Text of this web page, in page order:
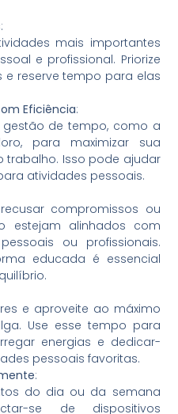
:
mais importantes
e profissional. Priorize
e reserve tempo para elas
Eficiência:
gestão de tempo, como a
para maximizar sua
trabalho. Isso pode ajudar
atividades pessoais.
compromissos ou
estejam alinhados com
ou profissionais.
educada é essencial
e aproveite ao máximo
Use esse tempo para
energias e dedicar-
pessoais favoritas.
:
do dia ou da semana
se de dispositivos